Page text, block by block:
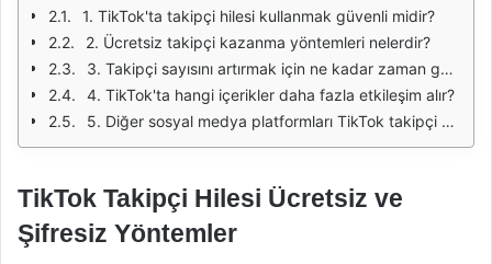
1. TikTok'ta takipçi hilesi kullanmak güvenli midir?
2. Ücretsiz takipçi kazanma yöntemleri nelerdir?
3. Takipçi sayısını artırmak için ne kadar zaman gerekiyor?
4. TikTok'ta hangi içerikler daha fazla etkileşim alır?
5. Diğer sosyal medya platformları TikTok takipçi sayısını artırır mı?
TikTok Takipçi Hilesi Ücretsiz ve
Şifresiz Yöntemler